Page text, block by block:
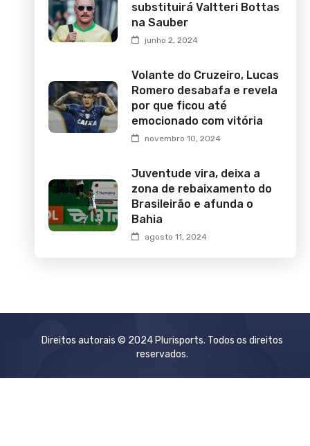
substituirá Valtteri Bottas
na Sauber
junho 2, 2024
Volante do Cruzeiro, Lucas
Romero desabafa e revela
por que ficou até
emocionado com vitória
novembro 10, 2024
Juventude vira, deixa a
zona de rebaixamento do
Brasileirão e afunda o
Bahia
agosto 11, 2024
Direitos autorais © 2024 Plurisports. Todos os direitos
reservados.